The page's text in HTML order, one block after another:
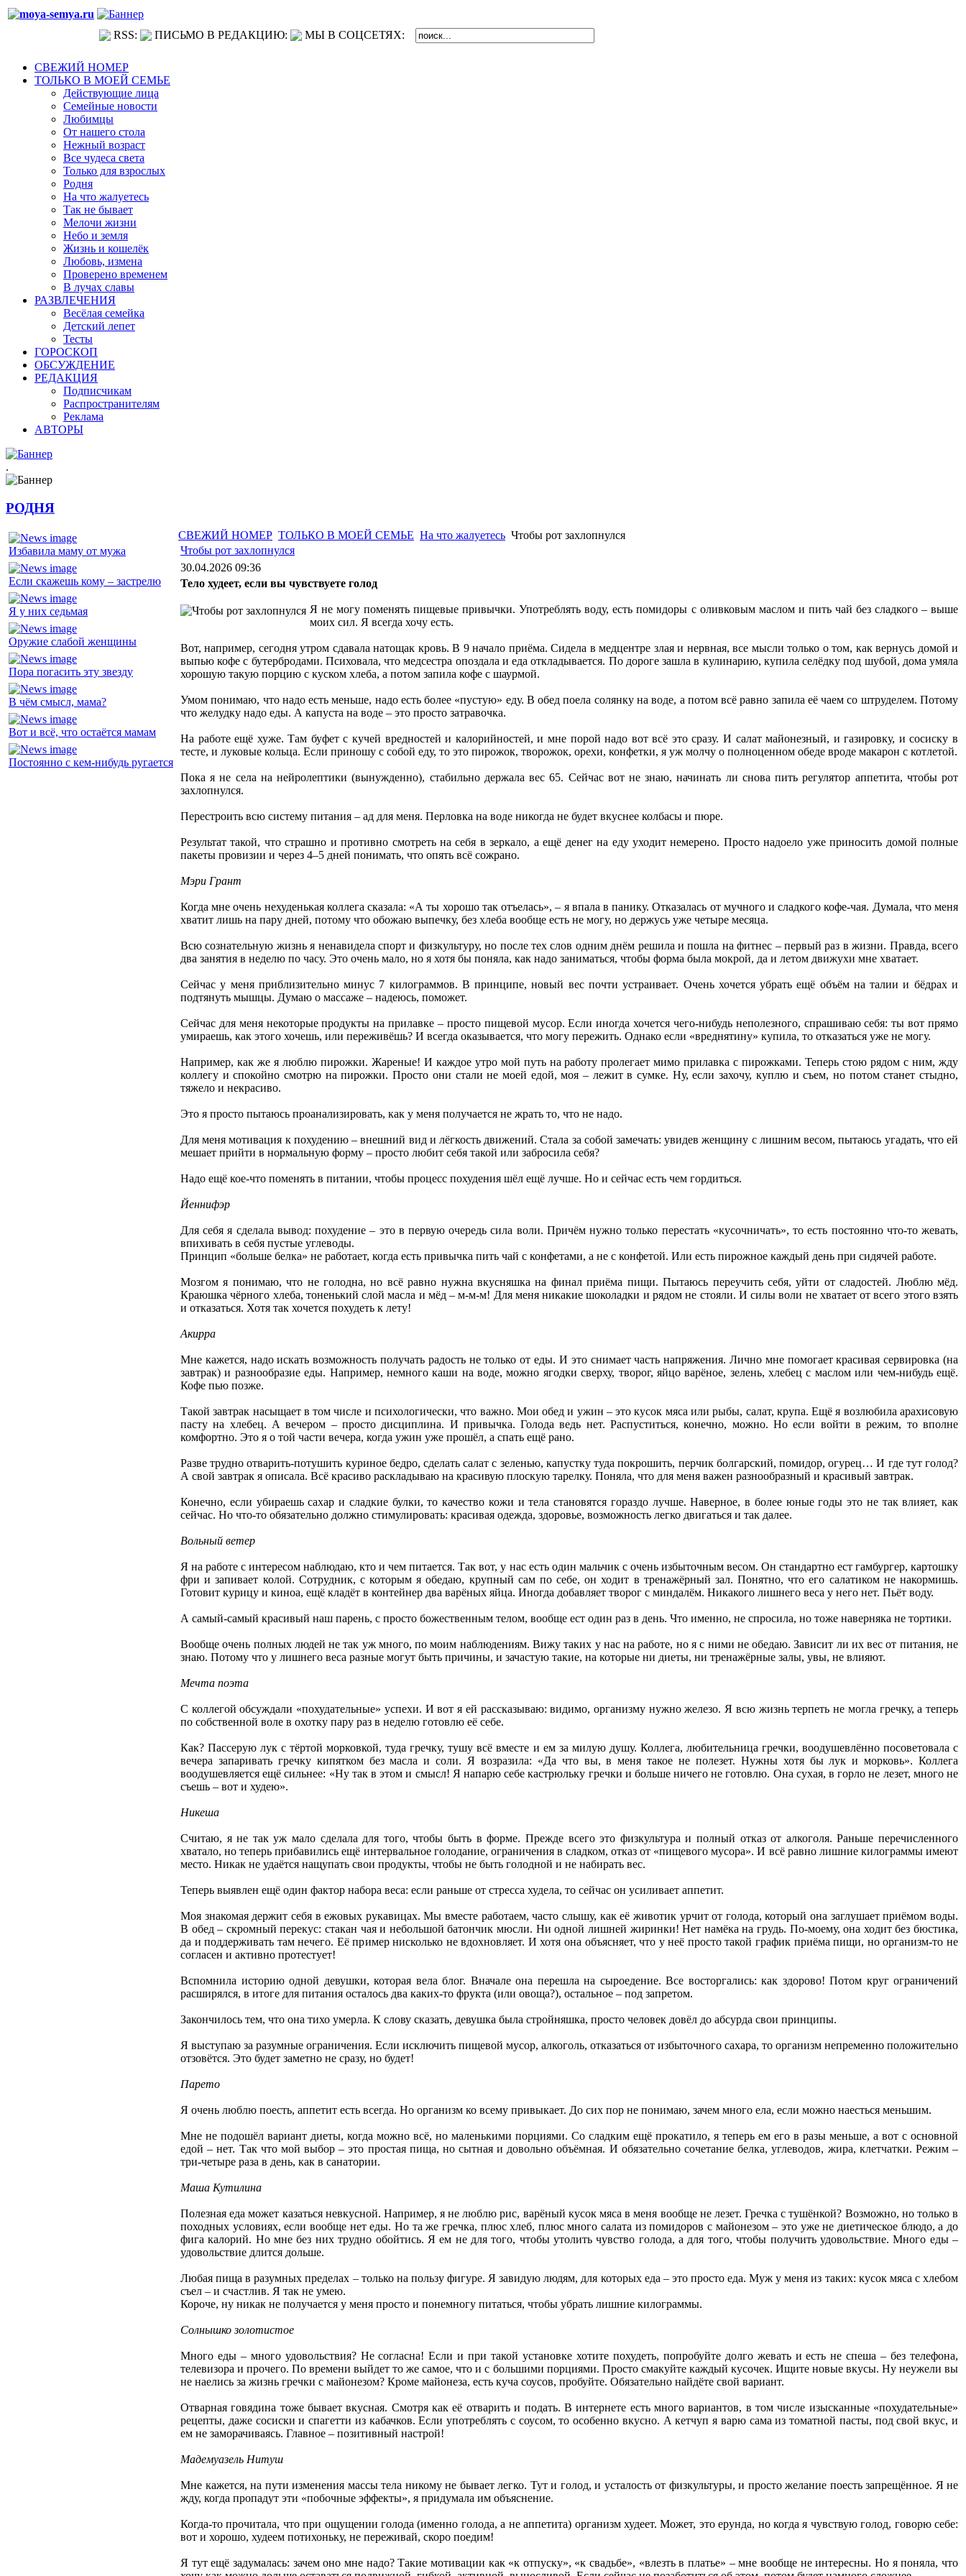
RSS: ПИСЬМО В РЕДАКЦИЮ: МЫ В СОЦСЕТЯХ:
СВЕЖИЙ НОМЕР
ТОЛЬКО В МОЕЙ СЕМЬЕ
Действующие лица
Семейные новости
Любимцы
От нашего стола
Нежный возраст
Все чудеса света
Только для взрослых
Родня
На что жалуетесь
Так не бывает
Мелочи жизни
Небо и земля
Жизнь и кошелёк
Любовь, измена
Проверено временем
В лучах славы
РАЗВЛЕЧЕНИЯ
Весёлая семейка
Детский лепет
Тесты
ГОРОСКОП
ОБСУЖДЕНИЕ
РЕДАКЦИЯ
Подписчикам
Распространителям
Реклама
АВТОРЫ
.
РОДНЯ
Избавила маму от мужа
Если скажешь кому – застрелю
Я у них седьмая
Оружие слабой женщины
Пора погасить эту звезду
В чём смысл, мама?
Вот и всё, что остаётся мамам
Постоянно с кем-нибудь ругается
СВЕЖИЙ НОМЕР ТОЛЬКО В МОЕЙ СЕМЬЕ На что жалуетесь Чтобы рот захлопнулся
Чтобы рот захлопнулся
30.04.2026 09:36
Тело худеет, если вы чувствуете голод
Я не могу поменять пищевые привычки. Употреблять воду, есть помидоры с оливковым маслом и пить чай без сладкого – выше
моих сил. Я всегда хочу есть.
Вот, например, сегодня утром сдавала натощак кровь. В 9 начало приёма. Сидела в медцентре злая и нервная, все мысли только о том, как вернусь домой и
выпью кофе с бутербродами. Психовала, что медсестра опоздала и еда откладывается. По дороге зашла в кулинарию, купила селёдку под шубой, дома умяла
хорошую такую порцию с куском хлеба, а потом запила кофе с шаурмой.
Умом понимаю, что надо есть меньше, надо есть более «пустую» еду. В обед поела солянку на воде, а потом всё равно запила её чаем со штруделем. Потому
что желудку надо еды. А капуста на воде – это просто затравочка.
На работе ещё хуже. Там буфет с кучей вредностей и калорийностей, и мне порой надо вот всё это сразу. И салат майонезный, и газировку, и сосиску в
тесте, и луковые кольца. Если приношу с собой еду, то это пирожок, творожок, орехи, конфетки, я уж молчу о полноценном обеде вроде макарон с котлетой.
Пока я не села на нейролептики (вынужденно), стабильно держала вес 65. Сейчас вот не знаю, начинать ли снова пить регулятор аппетита, чтобы рот
захлопнулся.
Перестроить всю систему питания – ад для меня. Перловка на воде никогда не будет вкуснее колбасы и пюре.
Результат такой, что страшно и противно смотреть на себя в зеркало, а ещё денег на еду уходит немерено. Просто надоело уже приносить домой полные
пакеты провизии и через 4–5 дней понимать, что опять всё сожрано.
Мэри Грант
Когда мне очень нехуденькая коллега сказала: «А ты хорошо так отъелась», – я впала в панику. Отказалась от мучного и сладкого кофе-чая. Думала, что меня
хватит лишь на пару дней, потому что обожаю выпечку, без хлеба вообще есть не могу, но держусь уже четыре месяца.
Всю сознательную жизнь я ненавидела спорт и физкультуру, но после тех слов одним днём решила и пошла на фитнес – первый раз в жизни. Правда, всего
два занятия в неделю по часу. Это очень мало, но я хотя бы поняла, как надо заниматься, чтобы форма была мокрой, да и летом движухи мне хватает.
Сейчас у меня приблизительно минус 7 килограммов. В принципе, новый вес почти устраивает. Очень хочется убрать ещё объём на талии и бёдрах и
подтянуть мышцы. Думаю о массаже – надеюсь, поможет.
Сейчас для меня некоторые продукты на прилавке – просто пищевой мусор. Если иногда хочется чего-нибудь неполезного, спрашиваю себя: ты вот прямо
умираешь, как этого хочешь, или переживёшь? И всегда оказывается, что могу пережить. Однако если «вреднятину» купила, то отказаться уже не могу.
Например, как же я люблю пирожки. Жареные! И каждое утро мой путь на работу пролегает мимо прилавка с пирожками. Теперь стою рядом с ним, жду
коллегу и спокойно смотрю на пирожки. Просто они стали не моей едой, моя – лежит в сумке. Ну, если захочу, куплю и съем, но потом станет стыдно,
тяжело и некрасиво.
Это я просто пытаюсь проанализировать, как у меня получается не жрать то, что не надо.
Для меня мотивация к похудению – внешний вид и лёгкость движений. Стала за собой замечать: увидев женщину с лишним весом, пытаюсь угадать, что ей
мешает прийти в нормальную форму – просто любит себя такой или забросила себя?
Надо ещё кое-что поменять в питании, чтобы процесс похудения шёл ещё лучше. Но и сейчас есть чем гордиться.
Йеннифэр
Для себя я сделала вывод: похудение – это в первую очередь сила воли. Причём нужно только перестать «кусочничать», то есть постоянно что-то жевать,
впихивать в себя пустые углеводы.
Принцип «больше белка» не работает, когда есть привычка пить чай с конфетами, а не с конфетой. Или есть пирожное каждый день при сидячей работе.
Мозгом я понимаю, что не голодна, но всё равно нужна вкусняшка на финал приёма пищи. Пытаюсь переучить себя, уйти от сладостей. Люблю мёд.
Краюшка чёрного хлеба, тоненький слой масла и мёд – м-м-м! Для меня никакие шоколадки и рядом не стояли. И силы воли не хватает от всего этого взять
и отказаться. Хотя так хочется похудеть к лету!
Акирра
Мне кажется, надо искать возможность получать радость не только от еды. И это снимает часть напряжения. Лично мне помогает красивая сервировка (на
завтрак) и разнообразие еды. Например, немного каши на воде, можно ягодки сверху, творог, яйцо варёное, зелень, хлебец с маслом или чем-нибудь ещё.
Кофе пью позже.
Такой завтрак насыщает в том числе и психологически, что важно. Мои обед и ужин – это кусок мяса или рыбы, салат, крупа. Ещё я возлюбила арахисовую
пасту на хлебец. А вечером – просто дисциплина. И привычка. Голода ведь нет. Распуститься, конечно, можно. Но если войти в режим, то вполне
комфортно. Это я о той части вечера, когда ужин уже прошёл, а спать ещё рано.
Разве трудно отварить-потушить куриное бедро, сделать салат с зеленью, капустку туда покрошить, перчик болгарский, помидор, огурец… И где тут голод?
А свой завтрак я описала. Всё красиво раскладываю на красивую плоскую тарелку. Поняла, что для меня важен разнообразный и красивый завтрак.
Конечно, если убираешь сахар и сладкие булки, то качество кожи и тела становятся гораздо лучше. Наверное, в более юные годы это не так влияет, как
сейчас. Но что-то обязательно должно стимулировать: красивая одежда, здоровье, возможность легко двигаться и так далее.
Вольный ветер
Я на работе с интересом наблюдаю, кто и чем питается. Так вот, у нас есть один мальчик с очень избыточным весом. Он стандартно ест гамбургер, картошку
фри и запивает колой. Сотрудник, с которым я обедаю, крупный сам по себе, он ходит в тренажёрный зал. Понятно, что его салатиком не накормишь.
Готовит курицу и киноа, ещё кладёт в контейнер два варёных яйца. Иногда добавляет творог с миндалём. Никакого лишнего веса у него нет. Пьёт воду.
А самый-самый красивый наш парень, с просто божественным телом, вообще ест один раз в день. Что именно, не спросила, но тоже наверняка не тортики.
Вообще очень полных людей не так уж много, по моим наблюдениям. Вижу таких у нас на работе, но я с ними не обедаю. Зависит ли их вес от питания, не
знаю. Потому что у лишнего веса разные могут быть причины, и зачастую такие, на которые ни диеты, ни тренажёрные залы, увы, не влияют.
Мечта поэта
С коллегой обсуждали «похудательные» успехи. И вот я ей рассказываю: видимо, организму нужно железо. Я всю жизнь терпеть не могла гречку, а теперь
по собственной воле в охотку пару раз в неделю готовлю её себе.
Как? Пассерую лук с тёртой морковкой, туда гречку, тушу всё вместе и ем за милую душу. Коллега, любительница гречки, воодушевлённо посоветовала с
вечера запаривать гречку кипятком без масла и соли. Я возразила: «Да что вы, в меня такое не полезет. Нужны хотя бы лук и морковь». Коллега
воодушевляется ещё сильнее: «Ну так в этом и смысл! Я напарю себе кастрюльку гречки и больше ничего не готовлю. Она сухая, в горло не лезет, много не
съешь – вот и худею».
Никеша
Считаю, я не так уж мало сделала для того, чтобы быть в форме. Прежде всего это физкультура и полный отказ от алкоголя. Раньше перечисленного
хватало, но теперь прибавились ещё интервальное голодание, ограничения в сладком, отказ от «пищевого мусора». И всё равно лишние килограммы имеют
место. Никак не удаётся нащупать свои продукты, чтобы не быть голодной и не набирать вес.
Теперь выявлен ещё один фактор набора веса: если раньше от стресса худела, то сейчас он усиливает аппетит.
Моя знакомая держит себя в ежовых рукавицах. Мы вместе работаем, часто слышу, как её животик урчит от голода, который она заглушает приёмом воды.
В обед – скромный перекус: стакан чая и небольшой батончик мюсли. Ни одной лишней жиринки! Нет намёка на грудь. По-моему, она ходит без бюстика,
да и поддерживать там нечего. Её пример нисколько не вдохновляет. И хотя она объясняет, что у неё просто такой график приёма пищи, но организм-то не
согласен и активно протестует!
Вспомнила историю одной девушки, которая вела блог. Вначале она перешла на сыроедение. Все восторгались: как здорово! Потом круг ограничений
расширялся, в итоге для питания осталось два каких-то фрукта (или овоща?), остальное – под запретом.
Закончилось тем, что она тихо умерла. К слову сказать, девушка была стройняшка, просто человек довёл до абсурда свои принципы.
Я выступаю за разумные ограничения. Если исключить пищевой мусор, алкоголь, отказаться от избыточного сахара, то организм непременно положительно
отзовётся. Это будет заметно не сразу, но будет!
Парето
Я очень люблю поесть, аппетит есть всегда. Но организм ко всему привыкает. До сих пор не понимаю, зачем много ела, если можно наесться меньшим.
Мне не подошёл вариант диеты, когда можно всё, но маленькими порциями. Со сладким ещё прокатило, я теперь ем его в разы меньше, а вот с основной
едой – нет. Так что мой выбор – это простая пища, но сытная и довольно объёмная. И обязательно сочетание белка, углеводов, жира, клетчатки. Режим –
три-четыре раза в день, как в санатории.
Маша Кутилина
Полезная еда может казаться невкусной. Например, я не люблю рис, варёный кусок мяса в меня вообще не лезет. Гречка с тушёнкой? Возможно, но только в
походных условиях, если вообще нет еды. Но та же гречка, плюс хлеб, плюс много салата из помидоров с майонезом – это уже не диетическое блюдо, а до
фига калорий. Но мне без них трудно обойтись. Я ем не для того, чтобы утолить чувство голода, а для того, чтобы получить удовольствие. Много еды –
удовольствие длится дольше.
Любая пища в разумных пределах – только на пользу фигуре. Я завидую людям, для которых еда – это просто еда. Муж у меня из таких: кусок мяса с хлебом
съел – и счастлив. Я так не умею.
Короче, ну никак не получается у меня просто и понемногу питаться, чтобы убрать лишние килограммы.
Солнышко золотистое
Много еды – много удовольствия? Не согласна! Если и при такой установке хотите похудеть, попробуйте долго жевать и есть не спеша – без телефона,
телевизора и прочего. По времени выйдет то же самое, что и с большими порциями. Просто смакуйте каждый кусочек. Ищите новые вкусы. Ну неужели вы
не наелись за жизнь гречки с майонезом? Кроме майонеза, есть куча соусов, пробуйте. Обязательно найдёте свой вариант.
Отварная говядина тоже бывает вкусная. Смотря как её отварить и подать. В интернете есть много вариантов, в том числе изысканные «похудательные»
рецепты, даже сосиски и спагетти из кабачков. Если употреблять с соусом, то особенно вкусно. А кетчуп я варю сама из томатной пасты, под свой вкус, и
ем не заморачиваясь. Главное – позитивный настрой!
Мадемуазель Нитуш
Мне кажется, на пути изменения массы тела никому не бывает легко. Тут и голод, и усталость от физкультуры, и просто желание поесть запрещённое. Я не
жду, когда пропадут эти «побочные эффекты», я придумала им объяснение.
Когда-то прочитала, что при ощущении голода (именно голода, а не аппетита) организм худеет. Может, это ерунда, но когда я чувствую голод, говорю себе:
вот и хорошо, худеем потихоньку, не переживай, скоро поедим!
Я тут ещё задумалась: зачем оно мне надо? Такие мотивации как «к отпуску», «к свадьбе», «влезть в платье» – мне вообще не интересны. Но я поняла, что